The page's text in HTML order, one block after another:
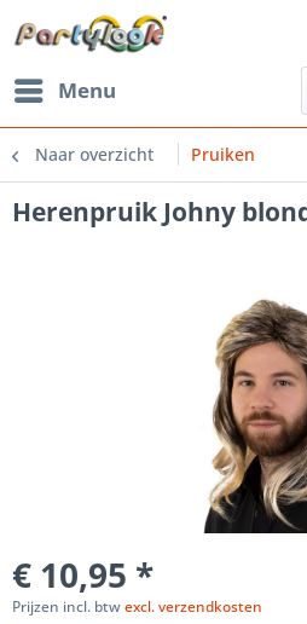
Menu
Naar overzicht Pruiken
Herenpruik Johny
€ 10,95 *
Prijzen incl. btwexcl. verzendkosten